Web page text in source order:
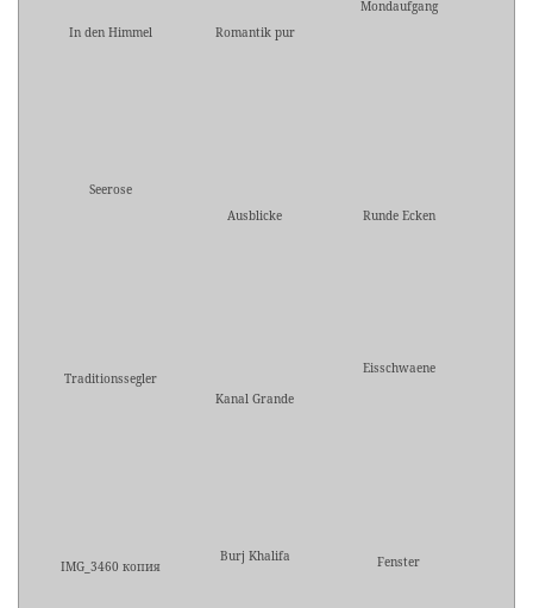
In den Himmel Romantik pur
Mondaufgang
Seerose
Ausblicke
Runde Ecken
Traditionssegler
Kanal Grande
Eisschwaene
IMG_3460 копия
Burj Khalifa Fenster